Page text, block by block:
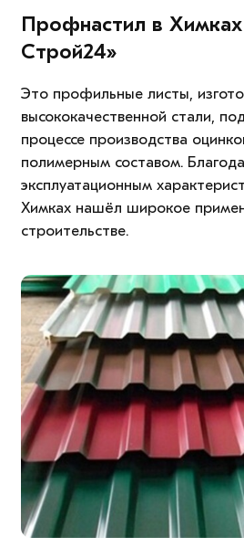
Профнастил в
Строй24»
Это профильные листы,
высококачественной стали,
процессе производства
полимерным составом.
эксплуатационным
Химках нашёл широкое
строительстве.